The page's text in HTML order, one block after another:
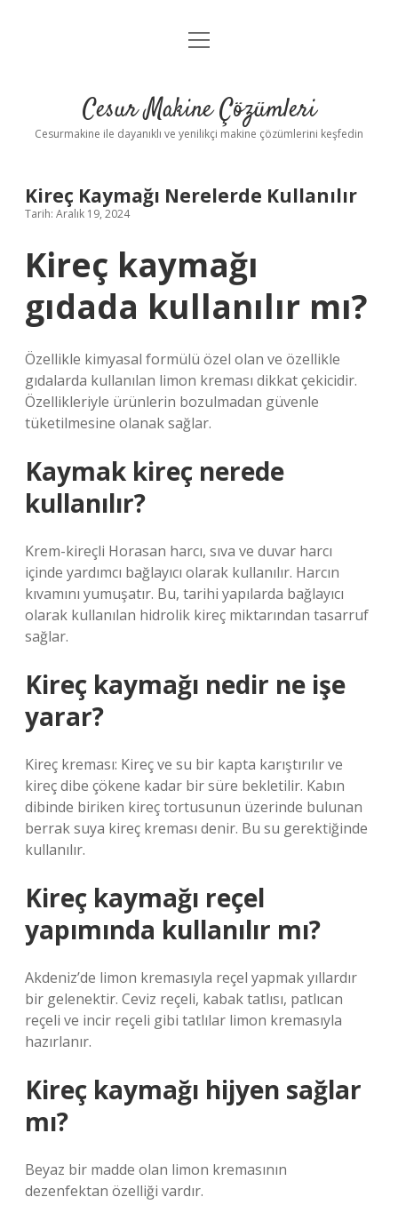
Anasayfa
Yasal Uyarı
menüyü
Cesur Makine Çözümleri
Cesurmakine ile dayanıklı ve yenilikçi makine çözümlerini keşfedin
Kireç Kaymağı Nerelerde Kullanılır
Tarih: Aralık 19, 2024
Kireç kaymağı
gıdada kullanılır mı?
Özellikle kimyasal formülü özel olan ve özellikle
gıdalarda kullanılan limon kreması dikkat çekicidir.
Özellikleriyle ürünlerin bozulmadan güvenle
tüketilmesine olanak sağlar.
Kaymak kireç nerede
kullanılır?
Krem-kireçli Horasan harcı, sıva ve duvar harcı
içinde yardımcı bağlayıcı olarak kullanılır. Harcın
kıvamını yumuşatır. Bu, tarihi yapılarda bağlayıcı
olarak kullanılan hidrolik kireç miktarından tasarruf
sağlar.
Kireç kaymağı nedir ne işe
yarar?
Kireç kreması: Kireç ve su bir kapta karıştırılır ve
kireç dibe çökene kadar bir süre bekletilir. Kabın
dibinde biriken kireç tortusunun üzerinde bulunan
berrak suya kireç kreması denir. Bu su gerektiğinde
kullanılır.
Kireç kaymağı reçel
yapımında kullanılır mı?
Akdeniz’de limon kremasıyla reçel yapmak yıllardır
bir gelenektir. Ceviz reçeli, kabak tatlısı, patlıcan
reçeli ve incir reçeli gibi tatlılar limon kremasıyla
hazırlanır.
Kireç kaymağı hijyen sağlar
mı?
Beyaz bir madde olan limon kremasının
dezenfektan özelliği vardır.